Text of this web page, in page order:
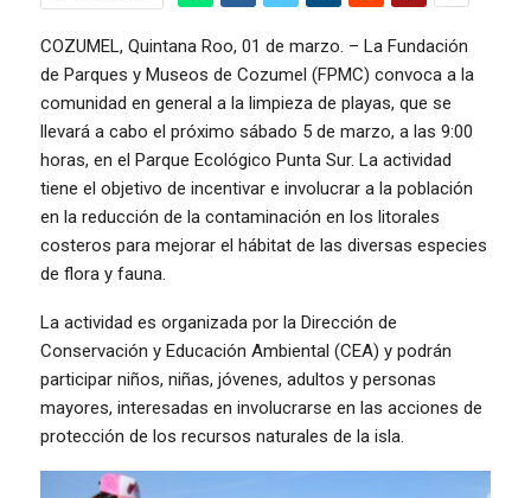
COZUMEL, Quintana Roo, 01 de marzo. – La Fundación
de Parques y Museos de Cozumel (FPMC) convoca a la
comunidad en general a la limpieza de playas, que se
llevará a cabo el próximo sábado 5 de marzo, a las 9:00
horas, en el Parque Ecológico Punta Sur. La actividad
tiene el objetivo de incentivar e involucrar a la población
en la reducción de la contaminación en los litorales
costeros para mejorar el hábitat de las diversas especies
de flora y fauna.
La actividad es organizada por la Dirección de
Conservación y Educación Ambiental (CEA) y podrán
participar niños, niñas, jóvenes, adultos y personas
mayores, interesadas en involucrarse en las acciones de
protección de los recursos naturales de la isla.